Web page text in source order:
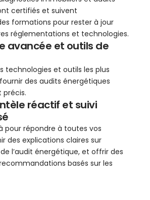
certifiés et suivent
formations pour rester à jour
réglementations et technologies.
avancée et outils de
technologies et outils les plus
des audits énergétiques
précis.
réactif et suivi
pour répondre à toutes vos
des explications claires sur
l’audit énergétique, et offrir des
basés sur les